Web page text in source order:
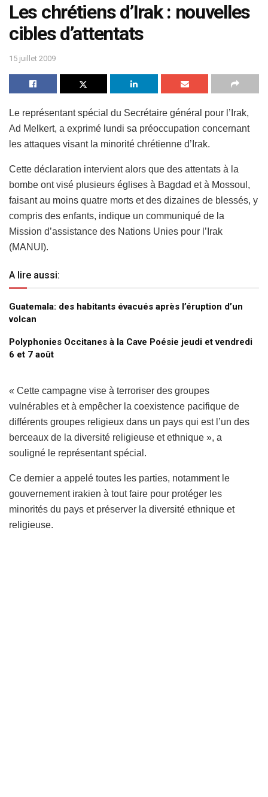
Les chrétiens d’Irak : nouvelles
cibles d’attentats
15 juillet 2009
Le représentant spécial du Secrétaire général pour l’Irak,
Ad Melkert, a exprimé lundi sa préoccupation concernant
les attaques visant la minorité chrétienne d’Irak.
Cette déclaration intervient alors que des attentats à la
bombe ont visé plusieurs églises à Bagdad et à Mossoul,
faisant au moins quatre morts et des dizaines de blessés, y
compris des enfants, indique un communiqué de la
Mission d’assistance des Nations Unies pour l’Irak
(MANUI).
A lire aussi:
Guatemala: des habitants évacués après l’éruption d’un
volcan
Polyphonies Occitanes à la Cave Poésie jeudi et vendredi
6 et 7 août
« Cette campagne vise à terroriser des groupes
vulnérables et à empêcher la coexistence pacifique de
différents groupes religieux dans un pays qui est l’un des
berceaux de la diversité religieuse et ethnique », a
souligné le représentant spécial.
Ce dernier a appelé toutes les parties, notamment le
gouvernement irakien à tout faire pour protéger les
minorités du pays et préserver la diversité ethnique et
religieuse.